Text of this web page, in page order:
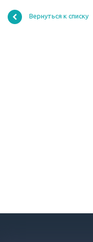
Вернуться к списку